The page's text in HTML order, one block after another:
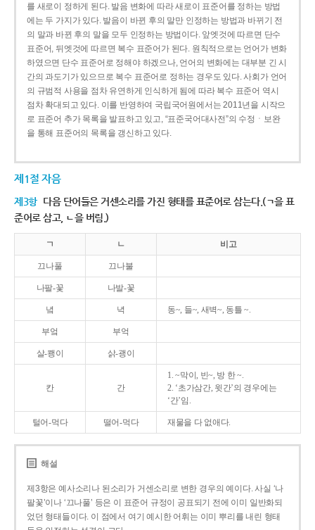
를 새로이 정하게 된다. 발음 변화에 따라 새로이 표준어를 정하는 방법
에는 두 가지가 있다. 발음이 바뀐 후의 말만 인정하는 방법과 바뀌기 전
의 말과 바뀐 후의 말을 모두 인정하는 방법이다. 앞엣것에 따르면 단수
표준어, 뒤엣것에 따르면 복수 표준어가 된다. 원칙적으로는 언어가 변화
하였으면 단수 표준어로 정해야 하겠으나, 언어의 변화에는 대부분 긴 시
간의 과도기가 있으므로 복수 표준어로 정하는 경우도 있다. 사회가 언어
의 규범적 사용을 점차 유연하게 인식하게 됨에 따라 복수 표준어 역시
점차 확대되고 있다. 이를 반영하여 국립국어원에서는 2011년을 시작으
로 표준어 추가 목록을 발표하고 있고, “표준국어대사전”의 수정ㆍ보완
을 통해 표준어의 목록을 갱신하고 있다.
제1절 자음
제3항 다음 단어들은 거센소리를 가진 형태를 표준어로 삼는다.(ㄱ을 표
준어로 삼고, ㄴ을 버림.)
ㄱ ㄴ 비고
끄나풀 끄나불
나팔-꽃 나발-꽃
녘 녁 동~, 들~, 새벽~, 동틀 ~.
부엌 부억
살-쾡이 삵-괭이
칸 간
1. ~막이, 빈~, 방 한 ~.
2. ‘초가삼간, 윗간’의 경우에는
‘간’임.
털어-먹다 떨어-먹다 재물을 다 없애다.
해설
제3항은 예사소리나 된소리가 거센소리로 변한 경우의 예이다. 사실 ‘나
팔꽃’이나 ‘끄나풀’ 등은 이 표준어 규정이 공표되기 전에 이미 일반화되
었던 형태들이다. 이 점에서 여기 예시한 어휘는 이미 뿌리를 내린 형태